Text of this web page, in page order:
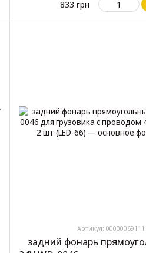
833 грн
Артикул: 00000069111
задний фонарь